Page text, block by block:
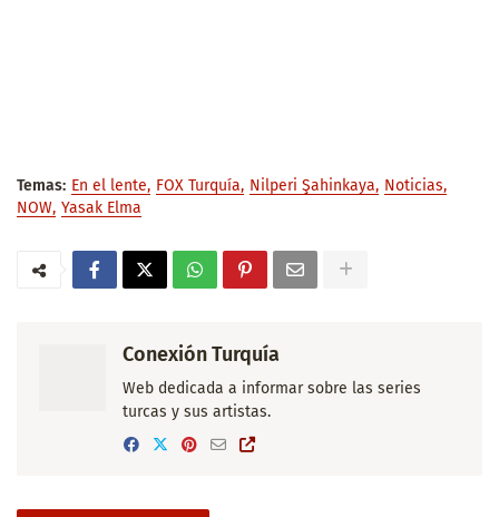
Temas: En el lente FOX Turquía Nilperi Şahinkaya Noticias
NOW Yasak Elma
Conexión Turquía
Web dedicada a informar sobre las series
turcas y sus artistas.